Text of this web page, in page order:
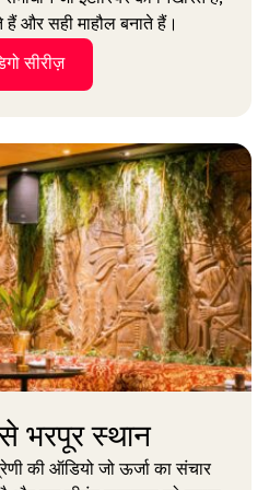
हैं और सही माहौल बनाते हैं।
सीरीज़
भरपूर स्थान
की ऑडियो जो ऊर्जा का संचार